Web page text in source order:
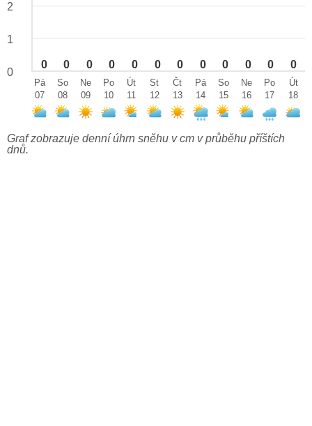
0 0 0 0 0 0 0 0 0 0 0 0
2
1
0
Pá
07
So
08
Ne
09
Po
10
Út
11
St
12
Čt
13
Pá
14
So
15
Ne
16
Po
17
Út
18
Graf zobrazuje denní úhrn sněhu v cm v průběhu příštích
dnů.